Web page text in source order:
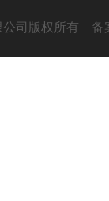
司版权所有 备